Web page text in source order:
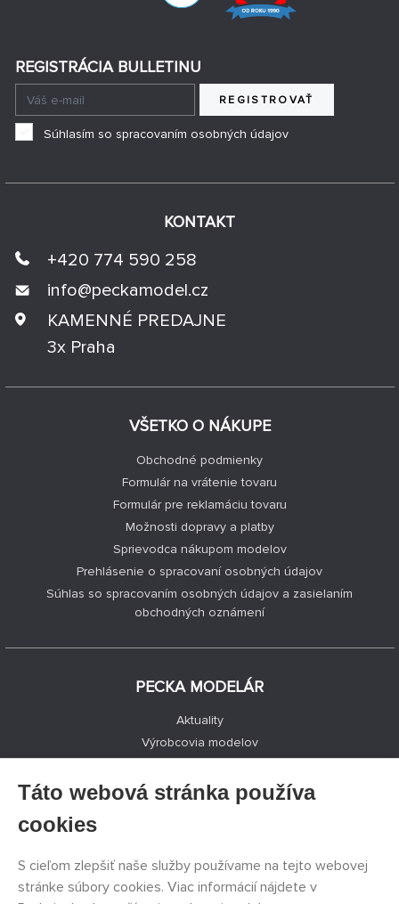
VŠETKO O NÁKUPE
Obchodné podmienky
Formulár na vrátenie tovaru
Formulár pre reklamáciu tovaru
Možnosti dopravy a platby
Sprievodca nákupom modelov
Prehlásenie o spracovaní osobných údajov
Súhlas so spracovaním osobných údajov a zasielaním
obchodných oznámení
PECKA MODELÁR
Aktuality
Výrobcovia modelov
Kontakty
Facebook
KONTAKT
+420 774 590 258
info@peckamodel.cz
KAMENNÉ PREDAJNE
3x Praha
REGISTRÁCIA BULLETINU
REGISTROVAŤ
Súhlasím so spracovaním osobných údajov
Táto webová stránka používa
cookies
S cieľom zlepšiť naše služby používame na tejto webovej
stránke súbory cookies. Viac informácií nájdete v